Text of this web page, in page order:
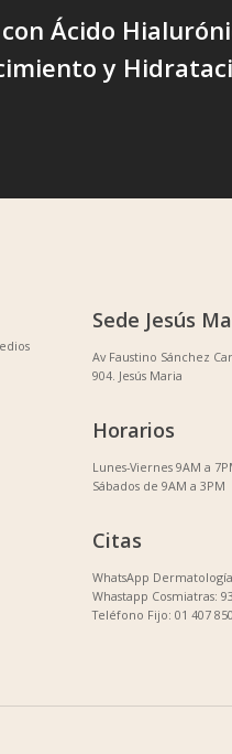
Ácido
y
Sede Jesús
Av Faustino Sánchez
904. Jesús Maria
Horarios
Lunes-Viernes 9AM a
Sábados de 9AM a 3PM
Citas
WhatsApp
Whastapp Cosmiatras:
Teléfono Fijo: 01 407